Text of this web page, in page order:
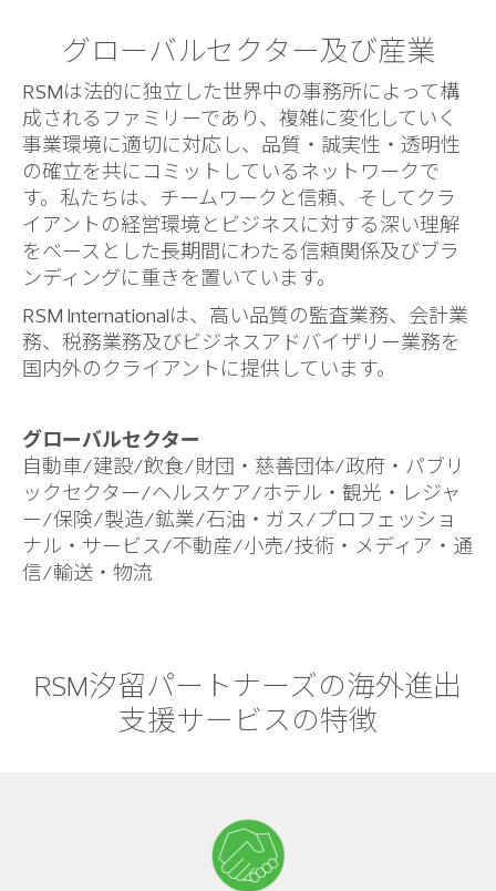
グローバルセクター及び産業
RSMは法的に独立した世界中の事務所によって構
成されるファミリーであり、複雑に変化していく
事業環境に適切に対応し、品質・誠実性・透明性
の確立を共にコミットしているネットワークで
す。私たちは、チームワークと信頼、そしてクラ
イアントの経営環境とビジネスに対する深い理解
をベースとした長期間にわたる信頼関係及びブラ
ンディングに重きを置いています。
RSM Internationalは、高い品質の監査業務、会計業
務、税務業務及びビジネスアドバイザリー業務を
国内外のクライアントに提供しています。
グローバルセクター
自動車/建設/飲食/財団・慈善団体/政府・パブリ
ックセクター/ヘルスケア/ホテル・観光・レジャ
ー/保険/製造/鉱業/石油・ガス/プロフェッショ
ナル・サービス/不動産/小売/技術・メディア・通
信/輸送・物流
RSM汐留パートナーズの海外進出
支援サービスの特徴